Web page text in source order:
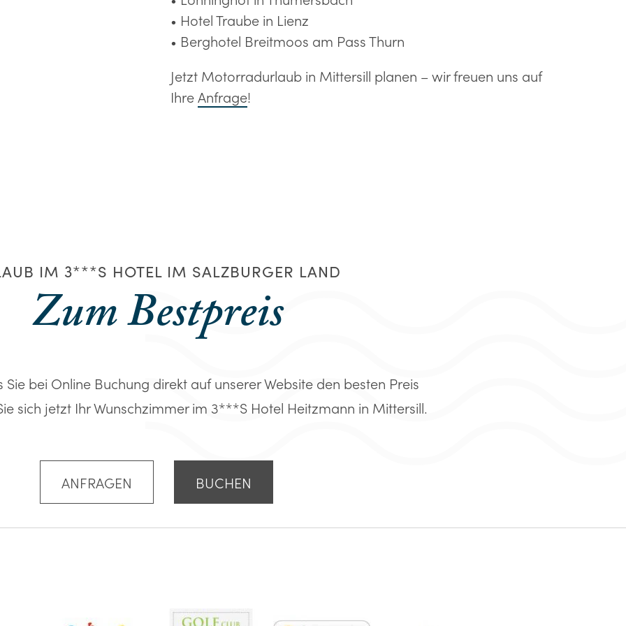
• Hotel Traube in Lienz
• Berghotel Breitmoos am Pass Thurn
Jetzt Motorradurlaub in Mittersill planen – wir freuen uns auf
IhreAnfrage!
IM 3***S HOTEL IM SALZBURGER LAND
Zum Bestpreis
Sie bei Online Buchung direkt auf unserer Website den besten Preis
sich jetzt Ihr Wunschzimmer im 3***S Hotel Heitzmann in Mittersill.
ANFRAGEN BUCHEN